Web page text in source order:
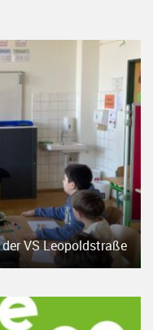
VS Leopoldstraße